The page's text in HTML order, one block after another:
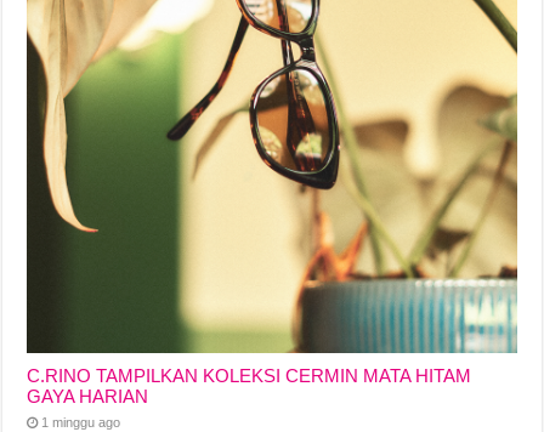
C.RINO TAMPILKAN KOLEKSI CERMIN MATA HITAM
GAYA HARIAN
1 minggu ago